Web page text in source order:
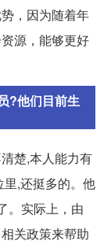
，因为随着年
源，能够更好
?他们目前生
楚,本人能力有
,还挺多的。他
。实际上，由
关政策来帮助